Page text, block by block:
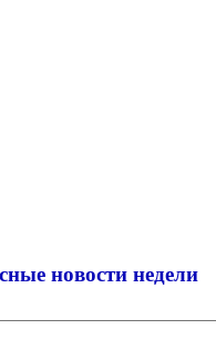
новости недели